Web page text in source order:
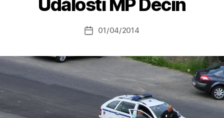
Autor
příspěvku
o
a
s
o
Datum
01/04/2014